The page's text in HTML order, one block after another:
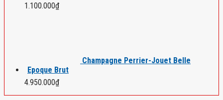
1.100.000₫
Champagne Perrier-Jouet Belle
Epoque Brut
4.950.000₫